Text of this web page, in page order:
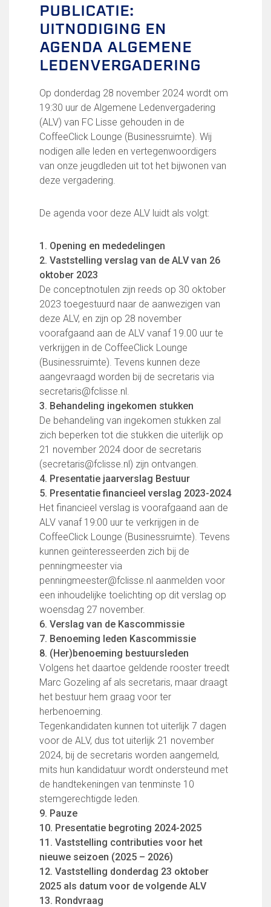
Kledingplan
Merchandise
Contributie
Gevonden voorwerpen
Teams
FC Lisse 1
FC Lisse 2
Toegangs- en seizoenskaarten
Heren- en jongensvoetbal
7 tegen 7 Voetbal (35+)
Walking Football
Uitslagen
Programma
Onze opleiding
Jeugdopleiding FC Lisse
Profiel Jeugdtrainers
Opleidingsteams
Beleidsplan Jeugd
Keepersopleiding
Partnerclub van Ajax
Zakelijk
LED-boarding NIEUW!
Sponsoren
Business Club 2.0
Heeren van Ter Specke
Maatschappelijke bijdrage
Steun bij contributie
Support Casper
Dagbesteding ’s Heeren Loo
De gezonde sportkantine
Onze vrijwilligers en ereleden
Contact
Vertrouwenspersonen
Financieel contactpersoon
Wie doet wat
Ruimte reserveren/huren
VOLG ONS OP:
PUBLICATIE:
UITNODIGING EN
AGENDA ALGEMENE
LEDENVERGADERING
Op donderdag 28 november 2024 wordt om
19:30 uur de Algemene Ledenvergadering
(ALV) van FC Lisse gehouden in de
CoffeeClick Lounge (Businessruimte). Wij
nodigen alle leden en vertegenwoordigers
van onze jeugdleden uit tot het bijwonen van
deze vergadering.
De agenda voor deze ALV luidt als volgt:
1. Opening en mededelingen
2. Vaststelling verslag van de ALV van 26
oktober 2023
De conceptnotulen zijn reeds op 30 oktober
2023 toegestuurd naar de aanwezigen van
deze ALV, en zijn op 28 november
voorafgaand aan de ALV vanaf 19.00 uur te
verkrijgen in de CoffeeClick Lounge
(Businessruimte). Tevens kunnen deze
aangevraagd worden bij de secretaris via
secretaris@fclisse.nl.
3. Behandeling ingekomen stukken
De behandeling van ingekomen stukken zal
zich beperken tot die stukken die uiterlijk op
21 november 2024 door de secretaris
(secretaris@fclisse.nl) zijn ontvangen.
4. Presentatie jaarverslag Bestuur
5. Presentatie financieel verslag 2023-2024
Het financieel verslag is voorafgaand aan de
ALV vanaf 19:00 uur te verkrijgen in de
CoffeeClick Lounge (Businessruimte). Tevens
kunnen geïnteresseerden zich bij de
penningmeester via
penningmeester@fclisse.nl aanmelden voor
een inhoudelijke toelichting op dit verslag op
woensdag 27 november.
6. Verslag van de Kascommissie
7. Benoeming leden Kascommissie
8. (Her)benoeming bestuursleden
Volgens het daartoe geldende rooster treedt
Marc Gozeling af als secretaris, maar draagt
het bestuur hem graag voor ter
herbenoeming.
Tegenkandidaten kunnen tot uiterlijk 7 dagen
voor de ALV, dus tot uiterlijk 21 november
2024, bij de secretaris worden aangemeld,
mits hun kandidatuur wordt ondersteund met
de handtekeningen van tenminste 10
stemgerechtigde leden.
9. Pauze
10. Presentatie begroting 2024-2025
11. Vaststelling contributies voor het
nieuwe seizoen (2025 – 2026)
12. Vaststelling donderdag 23 oktober
2025 als datum voor de volgende ALV
13. Rondvraag